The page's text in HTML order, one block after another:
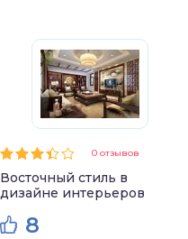
0 отзывов
Восточный стиль в
дизайне интерьеров
8